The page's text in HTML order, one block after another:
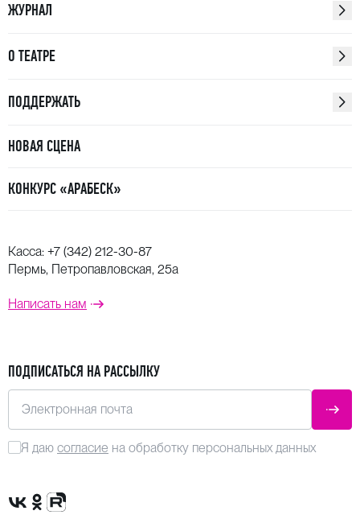
ЖУРНАЛ
О ТЕАТРЕ
ПОДДЕРЖАТЬ
НОВАЯ СЦЕНА
КОНКУРС «АРАБЕСК»
Касса: +7 (342) 212-30-87
Пермь, Петропавловская, 25а
Написать нам
ПОДПИСАТЬСЯ НА РАССЫЛКУ
Электронная почта
Я даю согласие на обработку персональных данных